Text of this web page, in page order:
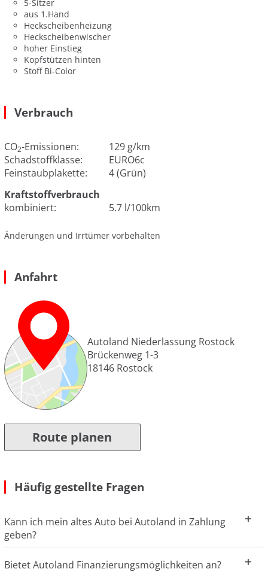
5-Sitzer
aus 1.Hand
Heckscheibenheizung
Heckscheibenwischer
hoher Einstieg
Kopfstützen hinten
Stoff Bi-Color
Verbrauch
CO2-Emissionen:
129 g/km
Schadstoffklasse:
EURO6c
Feinstaubplakette:
4 (Grün)
Kraftstoffverbrauch
kombiniert:
5.7 l/100km
Änderungen und Irrtümer vorbehalten
Anfahrt
Autoland Niederlassung Rostock
Brückenweg 1-3
18146 Rostock
Route planen
Häufig gestellte Fragen
Kann ich mein altes Auto bei Autoland in Zahlung
geben?
Bietet Autoland Finanzierungsmöglichkeiten an?